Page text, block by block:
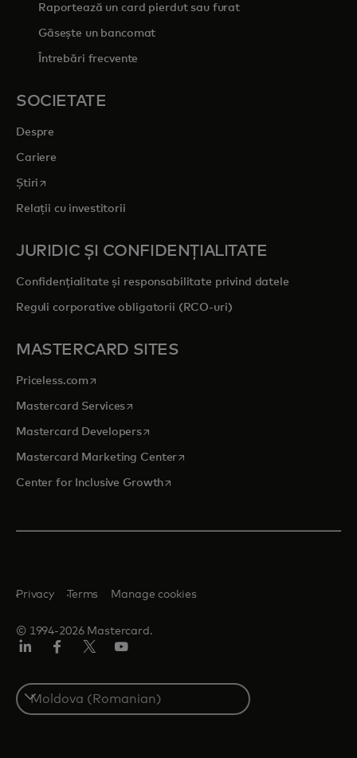
Raportează un card pierdut sau furat
Găsește un bancomat
Întrebări frecvente
SOCIETATE
Despre
Cariere
Știri opens in a new tab
Relații cu investitorii
JURIDIC ȘI CONFIDENȚIALITATE
Confidențialitate și responsabilitate privind datele
Reguli corporative obligatorii (RCO-uri)
MASTERCARD SITES
Priceless.com opens in a new tab
Mastercard Servicesopens in a new tab
Mastercard Developersopens in a new tab
Mastercard Marketing Centeropens in a new tab
Center for Inclusive Growthopens in a new tab
© 1994-2026 Mastercard.
Privacy Terms Manage cookies
Select
a
country